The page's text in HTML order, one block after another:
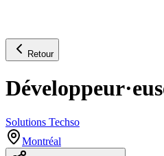
Retour
Solutions Techso
Montréal